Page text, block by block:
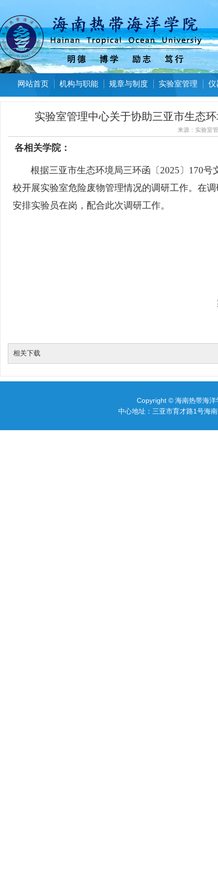
网站首页 机构与职能 规章与制度 实验室管理 仪
实验室管理中心关于协助三亚市生态
来源： 实验室
各相关学院：
根据三亚市生态环境局三环函〔 2025〕170号
校开展实验室危险废物管理情况的调研工作。 在
安排实验员在岗，配合此次调研工作。
相关下载
Copyright © 海南热带海
中心地址：三亚市育才路1号海